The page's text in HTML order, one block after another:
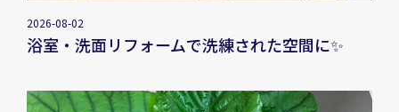
2026-08-02
浴室・洗面リフォームで洗練された空間に✨